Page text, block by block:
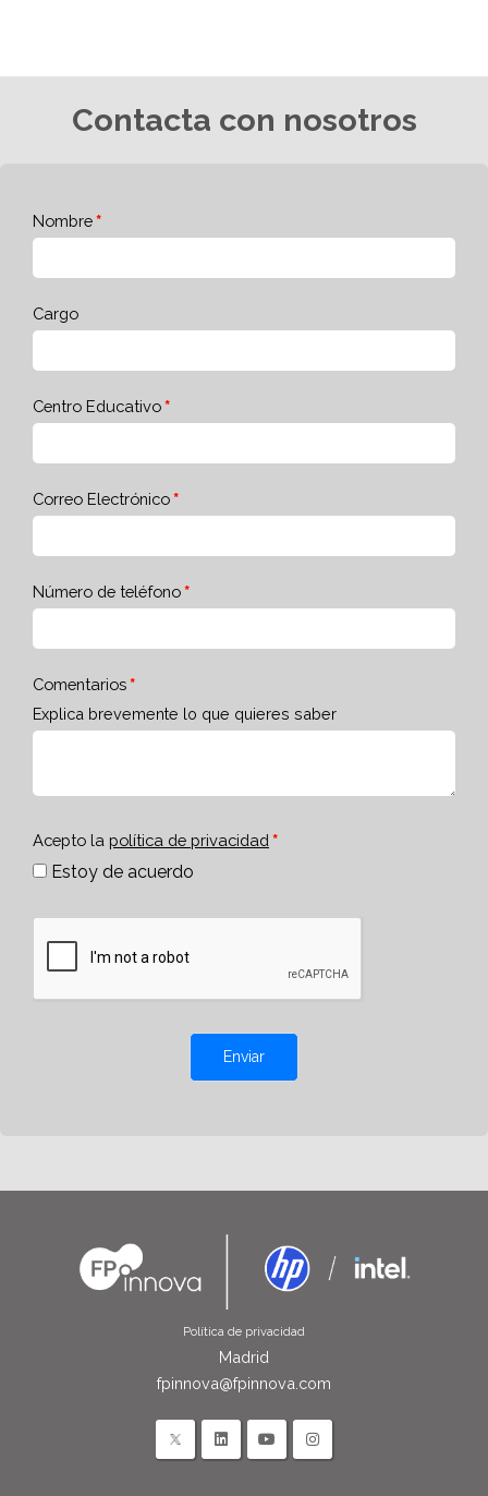
Contacta con nosotros
Nombre
Cargo
Centro Educativo
Correo Electrónico
Número de teléfono
Comentarios
Explica brevemente lo que quieres saber
Acepto la política de privacidad
Estoy de acuerdo
Enviar
Política de privacidad
Madrid
fpinnova@fpinnova.com